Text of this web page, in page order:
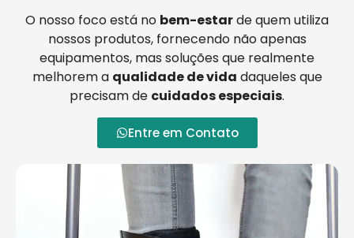
O nosso foco está no bem-estarde quem utiliza
nossos produtos, fornecendo não apenas
equipamentos, mas soluções que realmente
melhorem a qualidade de vida daqueles que
precisam de cuidados especiais.
Entre em Contato